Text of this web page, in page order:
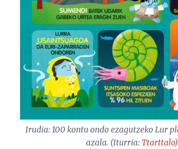
Irudia:100 kontu ondo ezagutzeko Lur
azala. (Iturria:Ttarttalo)